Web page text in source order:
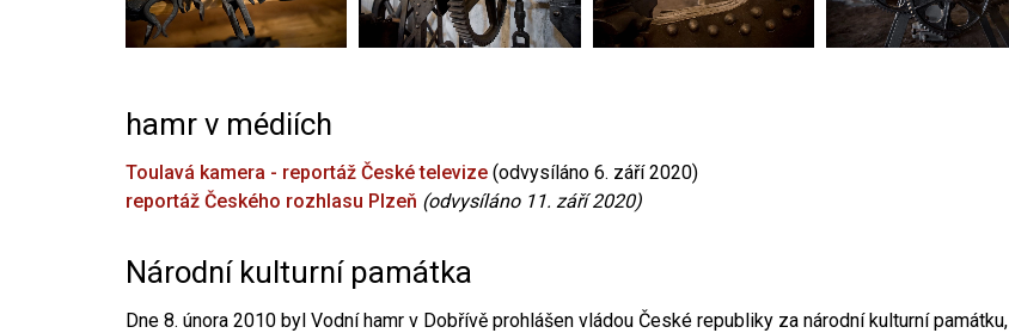
hamr v médiích
Toulavá kamera - reportáž České televize (odvysíláno 6. září 2020)
reportáž Českého rozhlasu Plzeň (odvysíláno 11. září 2020)
Národní kulturní památka
Dne 8. února 2010 byl Vodní hamr v Dobřívě prohlášen vládou České republiky za národní kulturní památku,